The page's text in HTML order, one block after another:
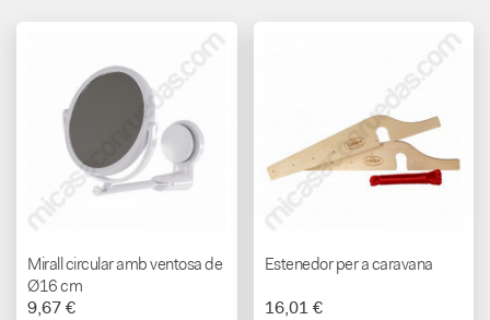
Mirall circular amb ventosa de
Ø16 cm
9,67 €
Estenedor per a caravana
16,01 €